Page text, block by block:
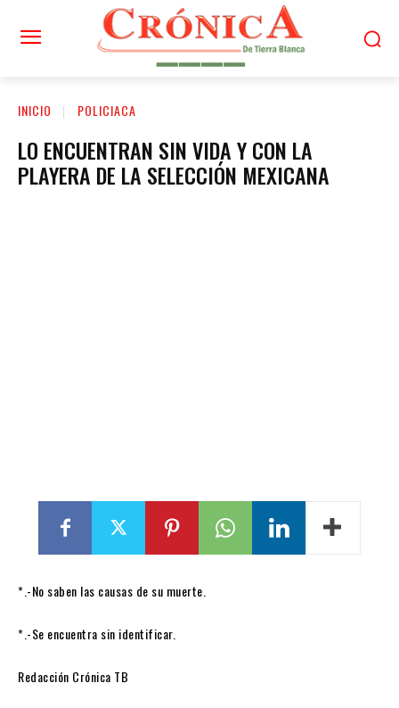
INICIO POLICIACA
LO ENCUENTRAN SIN VIDA Y CON LA
PLAYERA DE LA SELECCIÓN MEXICANA
*.-No saben las causas de su muerte.
*.-Se encuentra sin identificar.
Redacción Crónica TB